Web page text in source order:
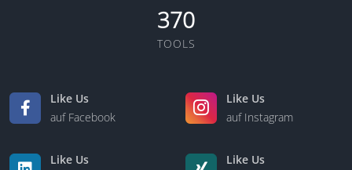
370
TOOLS
Like Us
auf Facebook
Like Us
auf Instagram
Like Us Like Us